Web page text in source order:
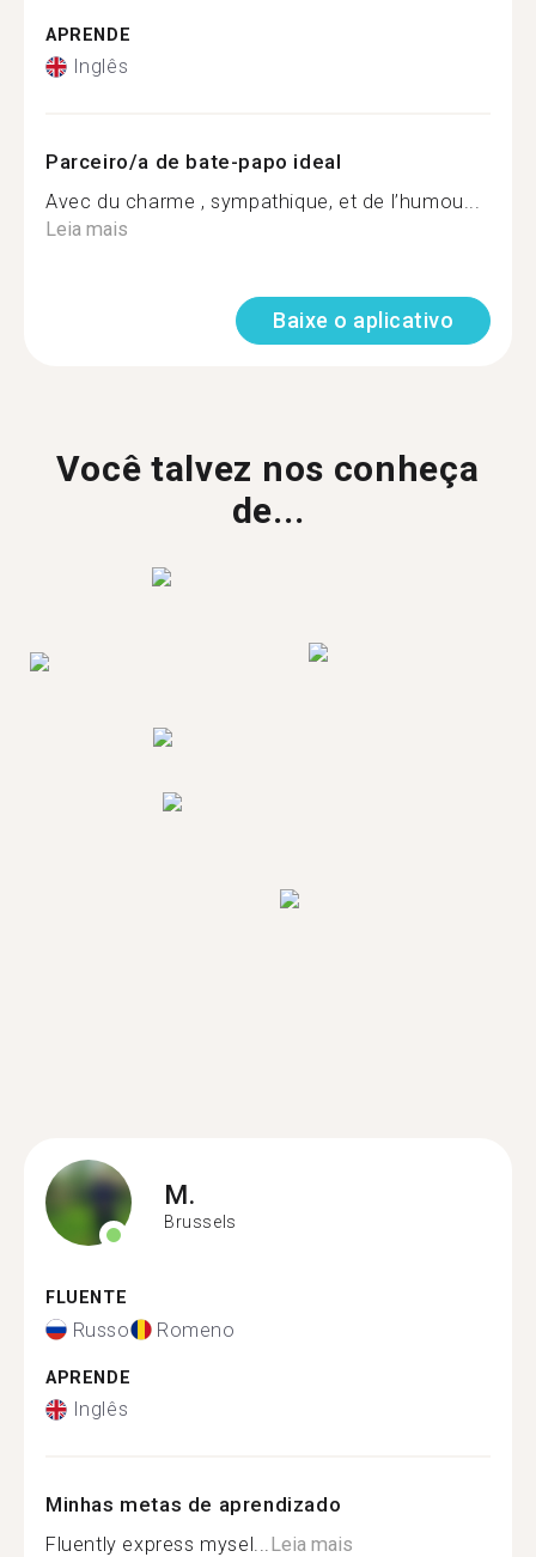
APRENDE
Inglês
Parceiro/a de bate-papo ideal
Avec du charme , sympathique, et de l’humou...
Leia mais
Baixe o aplicativo
Você talvez nos conheça
de...
M.
Brussels
FLUENTE
Russo Romeno
APRENDE
Inglês
Minhas metas de aprendizado
Fluently express mysel...Leia mais